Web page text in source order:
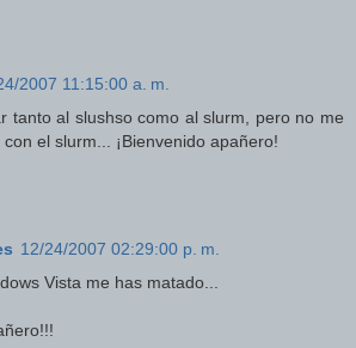
2007 11:15:00 a. m.
tanto al slushso como al slurm, pero no me
el slurm... ¡Bienvenido apañero!
12/24/2007 02:29:00 p. m.
Vista me has matado...